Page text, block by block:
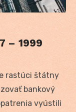
– 1999
rastúci štátny
bankový
vyústili